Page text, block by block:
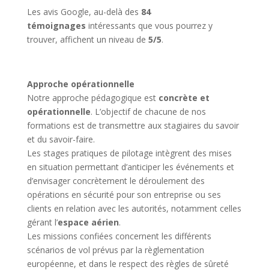
Les avis Google, au-delà des 84
témoignages intéressants que vous pourrez y
trouver, affichent un niveau de 5/5.
Approche opérationnelle
Notre approche pédagogique est concrète et
opérationnelle. L’objectif de chacune de nos
formations est de transmettre aux stagiaires du savoir
et du savoir-faire.
Les stages pratiques de pilotage intègrent des mises
en situation permettant d’anticiper les événements et
d’envisager concrètement le déroulement des
opérations en sécurité pour son entreprise ou ses
clients en relation avec les autorités, notamment celles
gérant l’espace aérien.
Les missions confiées concernent les différents
scénarios de vol prévus par la règlementation
européenne, et dans le respect des règles de sûreté